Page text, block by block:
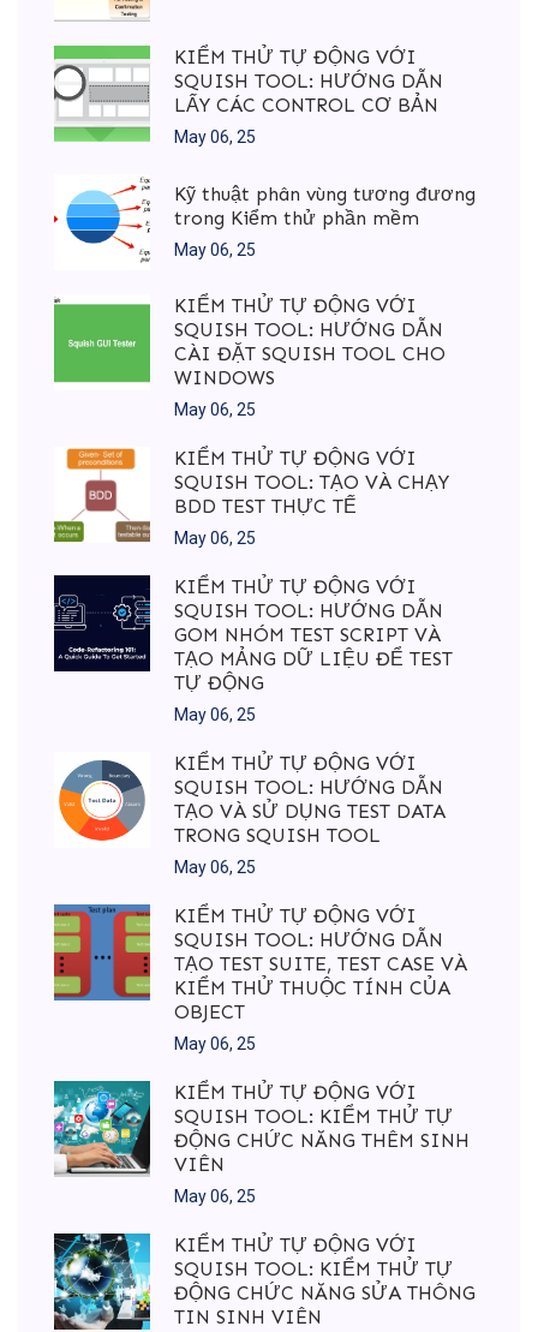
KIỂM THỬ TỰ ĐỘNG VỚI
SQUISH TOOL: HƯỚNG DẪN
LẤY CÁC CONTROL CƠ BẢN
May 06, 25
Kỹ thuật phân vùng tương đương
trong Kiểm thử phần mềm
May 06, 25
KIỂM THỬ TỰ ĐỘNG VỚI
SQUISH TOOL: HƯỚNG DẪN
CÀI ĐẶT SQUISH TOOL CHO
WINDOWS
May 06, 25
KIỂM THỬ TỰ ĐỘNG VỚI
SQUISH TOOL: TẠO VÀ CHẠY
BDD TEST THỰC TẾ
May 06, 25
KIỂM THỬ TỰ ĐỘNG VỚI
SQUISH TOOL: HƯỚNG DẪN
GOM NHÓM TEST SCRIPT VÀ
TẠO MẢNG DỮ LIỆU ĐỂ TEST
TỰ ĐỘNG
May 06, 25
KIỂM THỬ TỰ ĐỘNG VỚI
SQUISH TOOL: HƯỚNG DẪN
TẠO VÀ SỬ DỤNG TEST DATA
TRONG SQUISH TOOL
May 06, 25
KIỂM THỬ TỰ ĐỘNG VỚI
SQUISH TOOL: HƯỚNG DẪN
TẠO TEST SUITE, TEST CASE VÀ
KIỂM THỬ THUỘC TÍNH CỦA
OBJECT
May 06, 25
KIỂM THỬ TỰ ĐỘNG VỚI
SQUISH TOOL: KIỂM THỬ TỰ
ĐỘNG CHỨC NĂNG THÊM SINH
VIÊN
May 06, 25
KIỂM THỬ TỰ ĐỘNG VỚI
SQUISH TOOL: KIỂM THỬ TỰ
ĐỘNG CHỨC NĂNG SỬA THÔNG
TIN SINH VIÊN